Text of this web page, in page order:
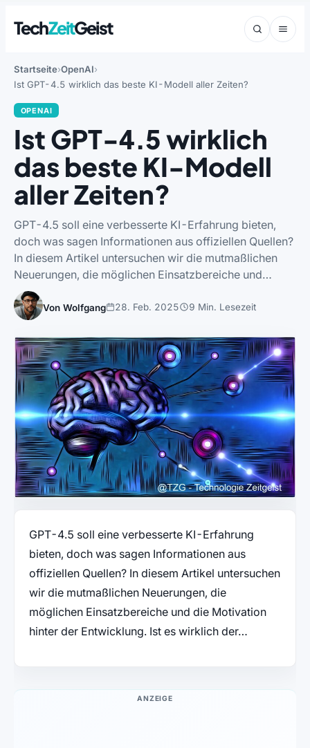
TechZeitGeist
Startseite OpenAI
Ist GPT-4.5 wirklich das beste KI-Modell aller Zeiten?
OPENAI
Ist GPT-4.5 wirklich
das beste KI-Modell
aller Zeiten?
GPT-4.5 soll eine verbesserte KI-Erfahrung bieten,
doch was sagen Informationen aus offiziellen Quellen?
In diesem Artikel untersuchen wir die mutmaßlichen
Neuerungen, die möglichen Einsatzbereiche und…
Von Wolfgang 28. Feb. 2025 9 Min. Lesezeit
GPT-4.5 soll eine verbesserte KI-Erfahrung
bieten, doch was sagen Informationen aus
offiziellen Quellen? In diesem Artikel untersuchen
wir die mutmaßlichen Neuerungen, die
möglichen Einsatzbereiche und die Motivation
hinter der Entwicklung. Ist es wirklich der…
ANZEIGE